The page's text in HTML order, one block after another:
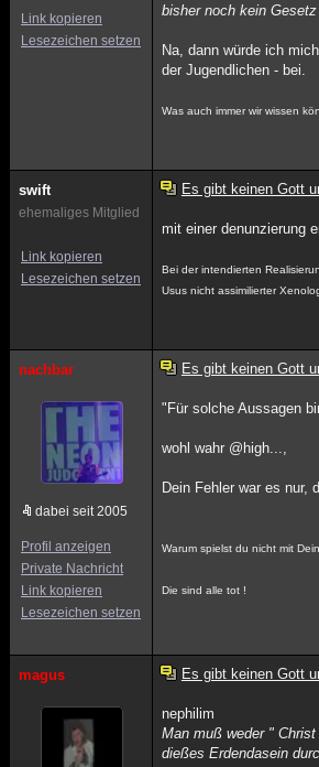
Link kopieren
Lesezeichen setzen
bisher noch kein
Na, dann würde ich
der Jugendlichen - bei.
Was auch immer wir wissen
swift
ehemaliges Mitglied
Link kopieren
Lesezeichen setzen
Es gibt keinen Gott
mit einer denunzierung
Bei der intendierten
Usus nicht assimilierter
nachbar
dabei seit 2005
Profil anzeigen
Private Nachricht
Link kopieren
Lesezeichen setzen
Es gibt keinen Gott
"Für solche Aussagen
wohl wahr @high...,
Dein Fehler war es nur,
Warum spielst du nicht mit
Die sind alle tot !
magus Es gibt keinen Gott
nephilim
Man muß weder "
dießes Erdendasein